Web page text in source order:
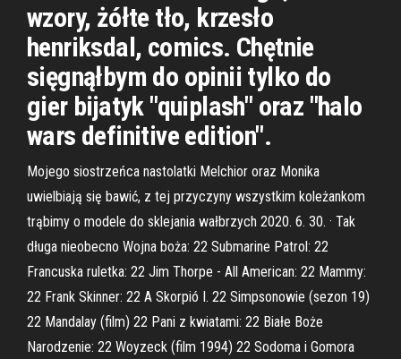
wzory, żółte tło, krzesło
henriksdal, comics. Chętnie
sięgnąłbym do opinii tylko do
gier bijatyk "quiplash" oraz "halo
wars definitive edition".
Mojego siostrzeńca nastolatki Melchior oraz Monika
uwielbiają się bawić, z tej przyczyny wszystkim koleżankom
trąbimy o modele do sklejania wałbrzych 2020. 6. 30. · Tak
długa nieobecno Wojna boża: 22 Submarine Patrol: 22
Francuska ruletka: 22 Jim Thorpe - All American: 22 Mammy:
22 Frank Skinner: 22 A Skorpió I. 22 Simpsonowie (sezon 19)
22 Mandalay (film) 22 Pani z kwiatami: 22 Białe Boże
Narodzenie: 22 Woyzeck (film 1994) 22 Sodoma i Gomora